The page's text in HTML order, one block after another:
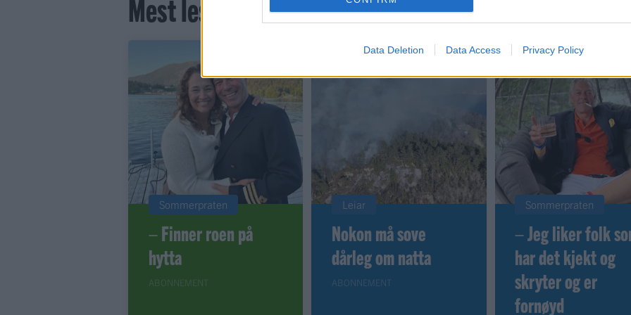
Data Deletion Data Access Privacy Policy
Mest lest siste syv dager
Sommerpraten
– Finner roen på
hytta
ABONNEMENT
Leiar
Nokon må sove
dårleg om natta
ABONNEMENT
Sommerpraten
– Jeg liker folk
har det kjekt og
skryter og er
fornøyd